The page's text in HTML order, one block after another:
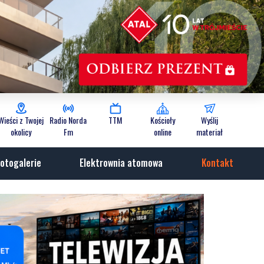
z Twojej
okolicy
Radio Norda
Fm
TTM
Kościoły
online
Wyślij
materiał
Elektrownia atomowa Kontakt